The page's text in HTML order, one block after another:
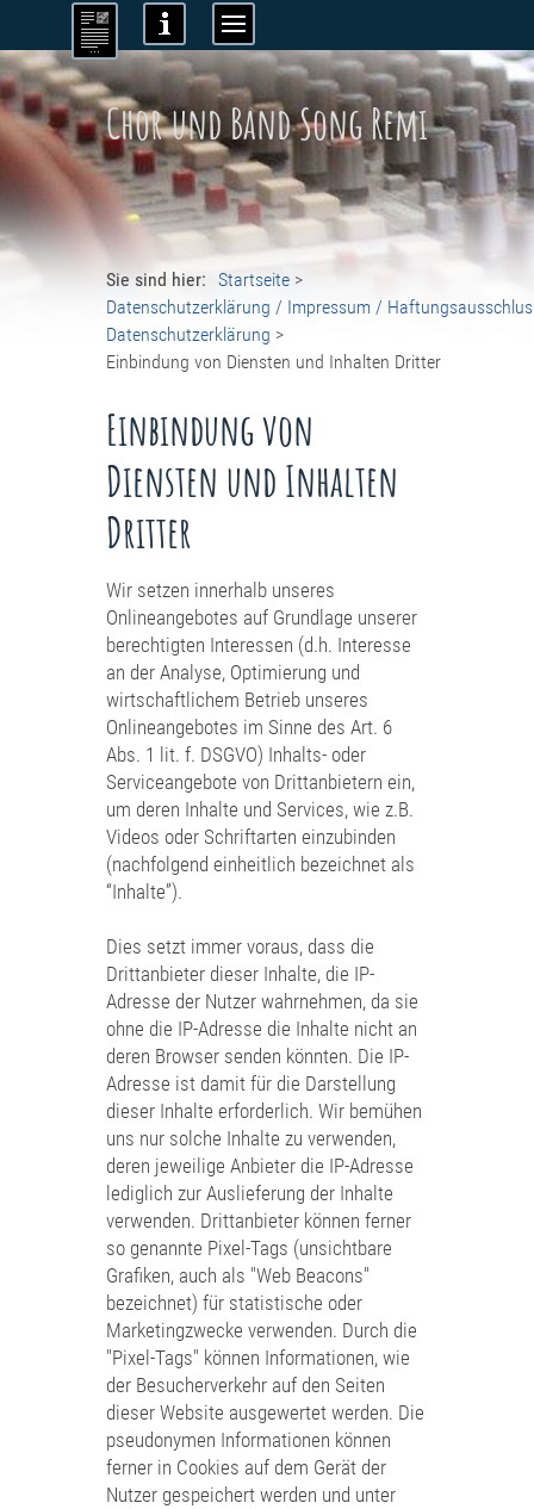
Chor und Band Song Remi
Sie sind hier: Startseite >
Datenschutzerklärung / Impressum /
Datenschutzerklärung >
Einbindung von Diensten und Inhalten Dritter
Einbindung von
Diensten und Inhalten
Dritter
Wir setzen innerhalb unseres
Onlineangebotes auf Grundlage unserer
berechtigten Interessen (d.h. Interesse
an der Analyse, Optimierung und
wirtschaftlichem Betrieb unseres
Onlineangebotes im Sinne des Art. 6
Abs. 1 lit. f. DSGVO) Inhalts- oder
Serviceangebote von Drittanbietern ein,
um deren Inhalte und Services, wie z.B.
Videos oder Schriftarten einzubinden
(nachfolgend einheitlich bezeichnet als
“Inhalte”).
Dies setzt immer voraus, dass die
Drittanbieter dieser Inhalte, die IP-
Adresse der Nutzer wahrnehmen, da sie
ohne die IP-Adresse die Inhalte nicht an
deren Browser senden könnten. Die IP-
Adresse ist damit für die Darstellung
dieser Inhalte erforderlich. Wir bemühen
uns nur solche Inhalte zu verwenden,
deren jeweilige Anbieter die IP-Adresse
lediglich zur Auslieferung der Inhalte
verwenden. Drittanbieter können ferner
so genannte Pixel-Tags (unsichtbare
Grafiken, auch als "Web Beacons"
bezeichnet) für statistische oder
Marketingzwecke verwenden. Durch die
"Pixel-Tags" können Informationen, wie
der Besucherverkehr auf den Seiten
dieser Website ausgewertet werden. Die
pseudonymen Informationen können
ferner in Cookies auf dem Gerät der
Nutzer gespeichert werden und unter